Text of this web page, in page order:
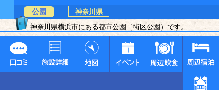
公園
神奈川県
神奈川県横浜市にある都市公園（街区公園）です。